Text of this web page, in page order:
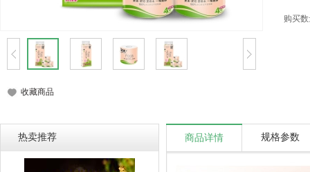
收藏商品
购买
热卖推荐 商品详情 规格参数